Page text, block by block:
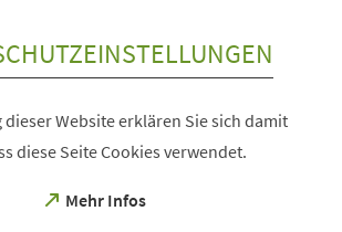
Website erklären Sie sich damit
diese Seite Cookies verwendet.
Mehr Infos
(Öffnet